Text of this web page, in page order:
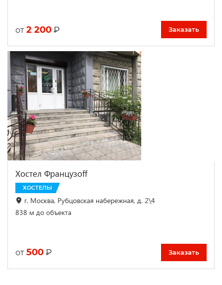
от 2 200 ₽ Заказать
Хостел Французоff
ХОСТЕЛЫ
г. Москва, Рубцовская набережная, д. 2\4
838 м до объекта
от 500 ₽ Заказать